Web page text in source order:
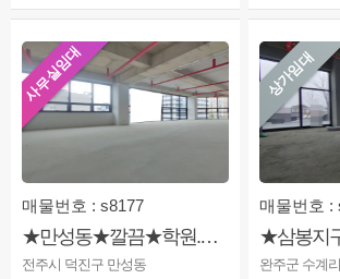
사무실임대
매물번호 : s8177
★만성동★깔끔★학원.★사무실추천★확틔운★보증금조정가능
전주시 덕진구 만성동
상가임대
매물번호 :
완주군 수계리